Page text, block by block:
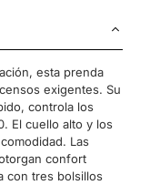
esta prenda
exigentes. Su
controla los
El cuello alto y los
Las
confort
con tres bolsillos